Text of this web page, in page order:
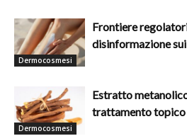
Dermocosmesi
Frontiere
disinformazione
Dermocosmesi
Estratto
trattamento topico